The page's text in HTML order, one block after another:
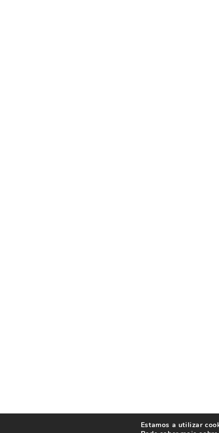
Estamos a utilizar